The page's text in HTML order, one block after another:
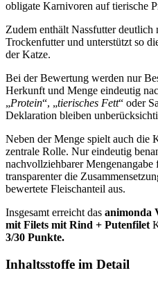
obligate Karnivoren auf tierische
Zudem enthält Nassfutter deutlich
Trockenfutter und unterstützt so
der Katze.
Bei der Bewertung werden nur
Herkunft und Menge eindeutig
„Protein“, „tierisches Fett“ oder
Deklaration bleiben
Neben der Menge spielt auch die
zentrale Rolle. Nur eindeutig
nachvollziehbarer
transparenter die
bewertete Fleischanteil aus.
Insgesamt erreicht das animonda
mit Filets mit Rind + Putenfilet
3/30 Punkte.
Inhaltsstoffe im Detail